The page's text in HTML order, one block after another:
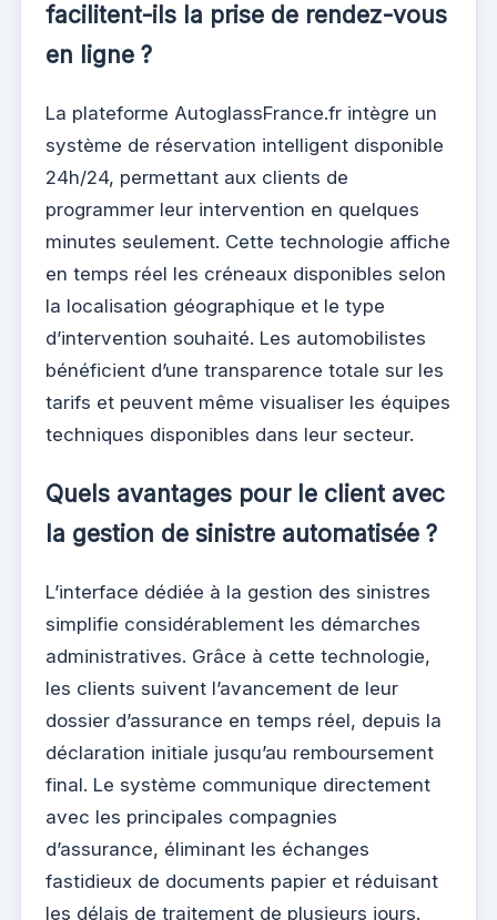
facilitent-ils la prise de rendez-vous
en ligne ?
La plateforme AutoglassFrance.fr intègre un
système de réservation intelligent disponible
24h/24, permettant aux clients de
programmer leur intervention en quelques
minutes seulement. Cette technologie affiche
en temps réel les créneaux disponibles selon
la localisation géographique et le type
d’intervention souhaité. Les automobilistes
bénéficient d’une transparence totale sur les
tarifs et peuvent même visualiser les équipes
techniques disponibles dans leur secteur.
Quels avantages pour le client avec
la gestion de sinistre automatisée ?
L’interface dédiée à la gestion des sinistres
simplifie considérablement les démarches
administratives. Grâce à cette technologie,
les clients suivent l’avancement de leur
dossier d’assurance en temps réel, depuis la
déclaration initiale jusqu’au remboursement
final. Le système communique directement
avec les principales compagnies
d’assurance, éliminant les échanges
fastidieux de documents papier et réduisant
les délais de traitement de plusieurs jours.